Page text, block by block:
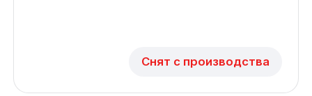
Снят с производства